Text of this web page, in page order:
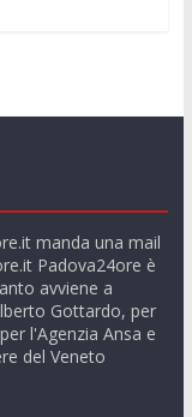
manda una mail
Padova24ore è
avviene a
Gottardo, per
l'Agenzia Ansa e
del Veneto